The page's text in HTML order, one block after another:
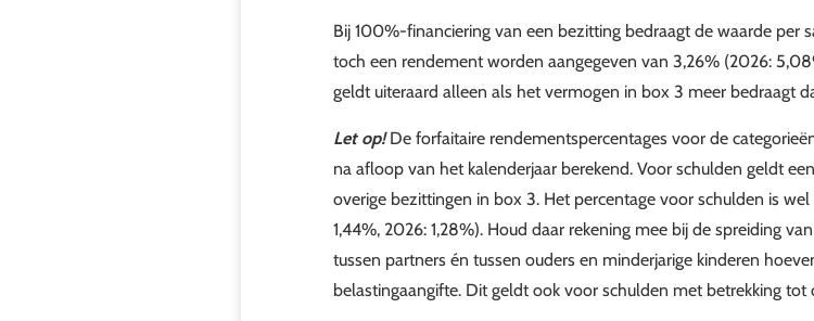
Bij 100%-financiering van een bezitting bedraagt de waarde per
toch een rendement worden aangegeven van 3,26% (2026:
geldt uiteraard alleen als het vermogen in box 3 meer bedraagt
Let op! De forfaitaire rendementspercentages voor de
na afloop van het kalenderjaar berekend. Voor schulden geldt
overige bezittingen in box 3. Het percentage voor schulden is
1,44%, 2026: 1,28%). Houd daar rekening mee bij de spreiding
tussen partners én tussen ouders en minderjarige kinderen
belastingaangifte. Dit geldt ook voor schulden met betrekking tot